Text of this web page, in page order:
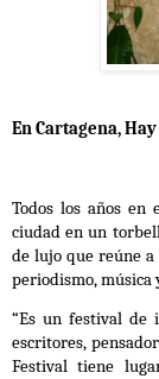
En Cartagena,
Todos los años en
ciudad en un
de lujo que reúne a
periodismo, música
“Es un festival de
escritores,
Festival tiene